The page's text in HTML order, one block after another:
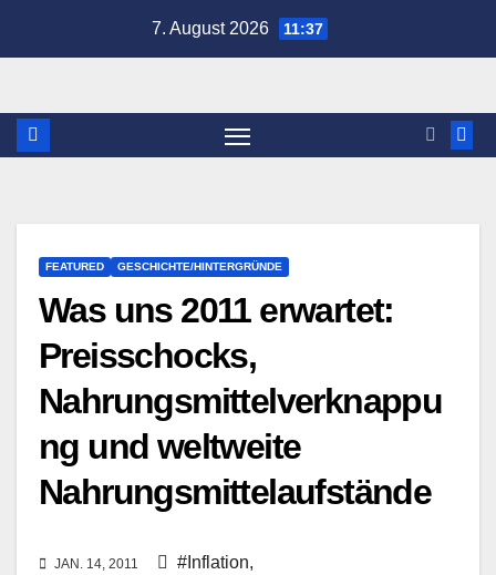
7. August 2026 11:37
FEATURED GESCHICHTE/HINTERGRÜNDE
Was uns 2011 erwartet:
Preisschocks,
Nahrungsmittelverknappu
ng und weltweite
Nahrungsmittelaufstände
JAN. 14, 2011 #Inflation,